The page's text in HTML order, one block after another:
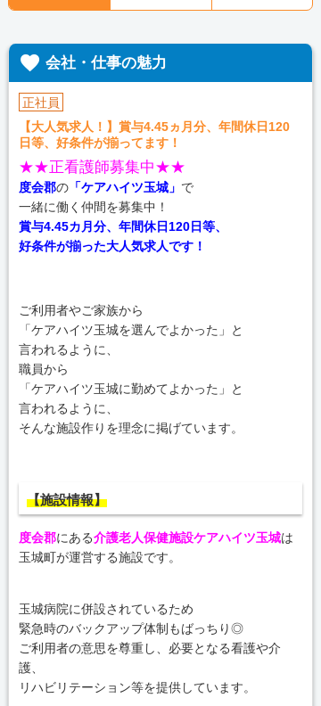
 会社・仕事の魅力
正社員
【大人気求人！】賞与4.45ヵ月分、年間休日120
日等、好条件が揃ってます！
★★正看護師募集中★★
度会郡の 「ケアハイツ玉城」 で
一緒に働く仲間を募集中！
賞与4.45カ月分、年間休日120日等、
好条件が揃った大人気求人です！
ご利用者やご家族から
「ケアハイツ玉城を選んでよかった」と
言われるように、
職員から
「ケアハイツ玉城に勤めてよかった」と
言われるように、
そんな施設作りを理念に掲げています。
【施設情報】
度会郡にある介護老人保健施設ケアハイツ玉城は
玉城町が運営する施設です。
玉城病院に併設されているため
緊急時のバックアップ体制もばっちり◎
ご利用者の意思を尊重し、必要となる看護や介
護、
リハビリテーション等を提供しています。